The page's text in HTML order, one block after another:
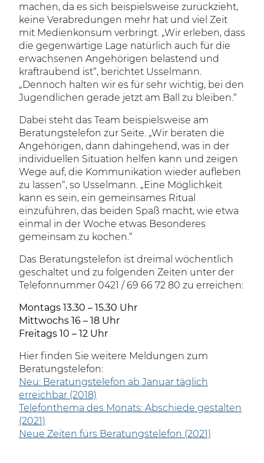
machen, da es sich beispielsweise zurückzieht,
keine Verabredungen mehr hat und viel Zeit
mit Medienkonsum verbringt. „Wir erleben, dass
die gegenwärtige Lage natürlich auch für die
erwachsenen Angehörigen belastend und
kraftraubend ist“, berichtet Usselmann.
„Dennoch halten wir es für sehr wichtig, bei den
Jugendlichen gerade jetzt am Ball zu bleiben.“
Dabei steht das Team beispielsweise am
Beratungstelefon zur Seite. „Wir beraten die
Angehörigen, dann dahingehend, was in der
individuellen Situation helfen kann und zeigen
Wege auf, die Kommunikation wieder aufleben
zu lassen“, so Usselmann. „Eine Möglichkeit
kann es sein, ein gemeinsames Ritual
einzuführen, das beiden Spaß macht, wie etwa
einmal in der Woche etwas Besonderes
gemeinsam zu kochen.“
Das Beratungstelefon ist dreimal wöchentlich
geschaltet und zu folgenden Zeiten unter der
Telefonnummer 0421 / 69 66 72 80 zu erreichen:
Montags 13.30 – 15.30 Uhr
Mittwochs 16 – 18 Uhr
Freitags 10 – 12 Uhr
Hier finden Sie weitere Meldungen zum
Beratungstelefon:
Neu: Beratungstelefon ab Januar täglich
erreichbar (2018)
Telefonthema des Monats: Abschiede gestalten
(2021)
Neue Zeiten fürs Beratungstelefon (2021)